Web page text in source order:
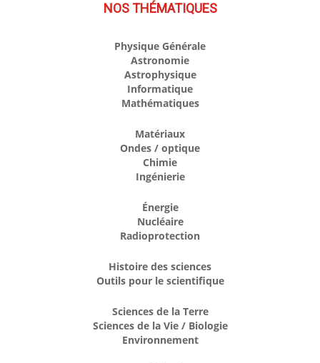
NOS THÉMATIQUES
Physique Générale
Astronomie
Astrophysique
Informatique
Mathématiques
Matériaux
Ondes / optique
Chimie
Ingénierie
Énergie
Nucléaire
Radioprotection
Histoire des sciences
Outils pour le scientifique
Sciences de la Terre
Sciences de la Vie / Biologie
Environnement